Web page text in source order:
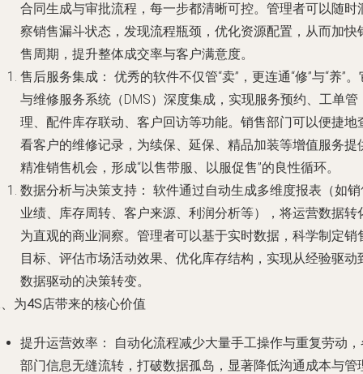
合同生成与审批流程，每一步都清晰可控。管理者可以随时
察销售漏斗状态，发现流程瓶颈，优化资源配置，从而加快
售周期，提升整体成交率与客户满意度。
售后服务集成： 优秀的软件不仅管“卖”，更连通“修”与“养”。
与维修服务系统（DMS）深度集成，实现服务预约、工单管
理、配件库存联动、客户回访等功能。销售部门可以便捷地
看客户的维修记录，为续保、延保、精品加装等增值服务提
精准销售机会，形成“以售带服、以服促售”的良性循环。
数据分析与决策支持： 软件通过自动生成多维度报表（如
业绩、库存周转、客户来源、利润分析等），将运营数据转
为直观的商业洞察。管理者可以基于实时数据，科学制定销
目标、评估市场活动效果、优化库存结构，实现从经验驱动
数据驱动的决策转变。
为4S店带来的核心价值
提升运营效率：
自动化流程减少大量手工操作与重复劳动
部门信息无缝流转，打破数据孤岛，显著降低沟通成本与管